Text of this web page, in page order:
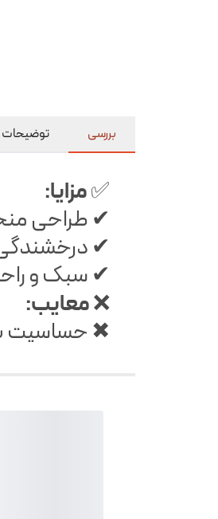
بررسی توضیحات
✅مزایا:
✔ طراحی
✔ درخشندگی
✔ سبک و
❌معایب:
✖ حساسیت